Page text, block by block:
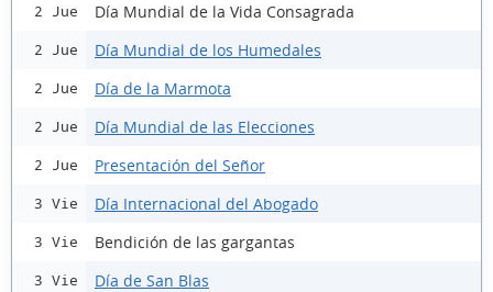
2 Jue Día Mundial de la Vida Consagrada
2 Jue Día Mundial de los Humedales
2 Jue Día de la Marmota
2 Jue Día Mundial de las Elecciones
2 Jue Presentación del Señor
3 Vie Día Internacional del Abogado
3 Vie Bendición de las gargantas
3 Vie Día de San Blas